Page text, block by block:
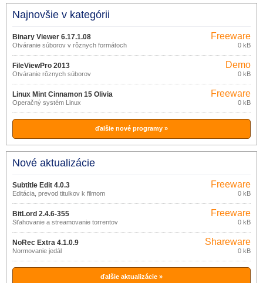
Najnovšie v kategórii
Binary Viewer 6.17.1.08
Otváranie súborov v rôznych formátoch
Freeware
0 kB
FileViewPro 2013
Otváranie rôznych súborov
Demo
0 kB
Linux Mint Cinnamon 15 Olivia
Operačný systém Linux
Freeware
0 kB
ďalšie nové programy »
Nové aktualizácie
Subtitle Edit 4.0.3
Editácia, prevod titulkov k filmom
Freeware
0 kB
BitLord 2.4.6-355
Sťahovanie a streamovanie torrentov
Freeware
0 kB
NoRec Extra 4.1.0.9
Normovanie jedál
Shareware
0 kB
ďalšie aktualizácie »